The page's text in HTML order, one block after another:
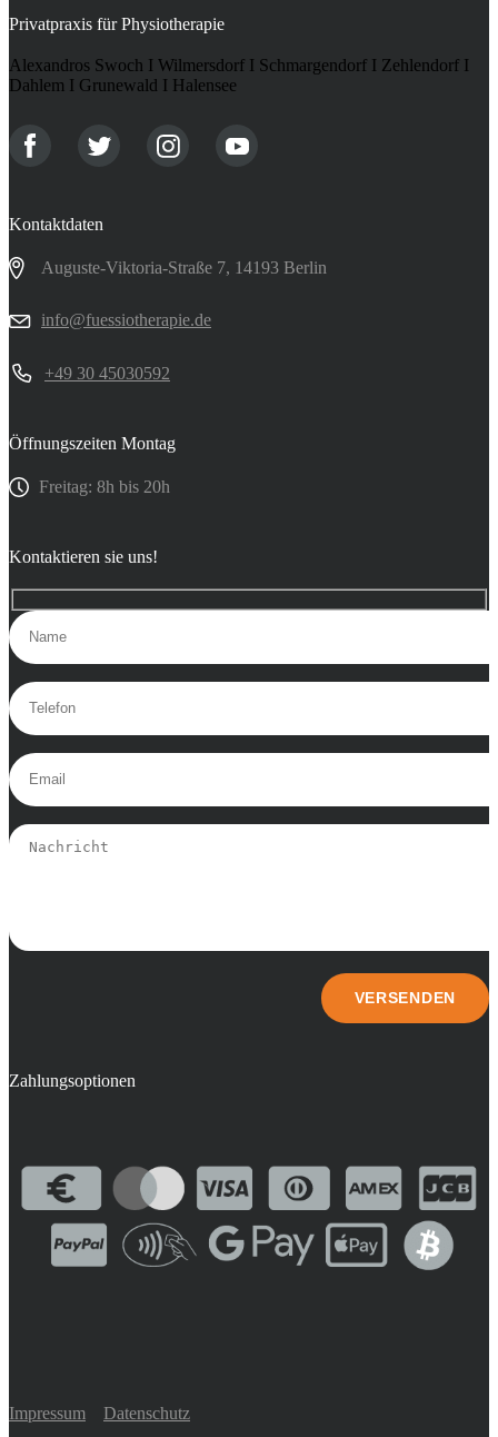
Privatpraxis für Physiotherapie
Alexandros Swoch I Wilmersdorf I Schmargendorf I Zehlendorf I
Dahlem I Grunewald I Halensee
Kontaktdaten
Auguste-Viktoria-Straße 7, 14193 Berlin
info@fuessiotherapie.de
+49 30 45030592
Öffnungszeiten Montag
Freitag: 8h bis 20h
Kontaktieren sie uns!
Zahlungsoptionen
Impressum Datenschutz